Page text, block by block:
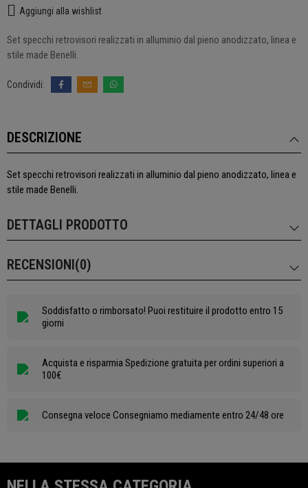
Aggiungi alla wishlist
Set specchi retrovisori realizzati in alluminio dal pieno anodizzato, linea e
stile made Benelli.
DESCRIZIONE
Set specchi retrovisori realizzati in alluminio dal pieno anodizzato, linea e
stile made Benelli.
DETTAGLI PRODOTTO
RECENSIONI(0)
Soddisfatto o rimborsato! Puoi restituire il prodotto entro 15
giorni
Acquista e risparmia Spedizione gratuita per ordini superiori a
100€
Consegna veloce Consegniamo mediamente entro 24/48 ore